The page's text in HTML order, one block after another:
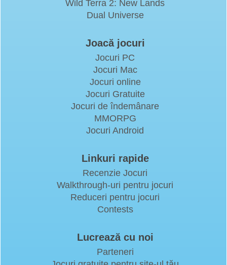
Wild Terra 2: New Lands
Dual Universe
Joacă jocuri
Jocuri PC
Jocuri Mac
Jocuri online
Jocuri Gratuite
Jocuri de îndemânare
MMORPG
Jocuri Android
Linkuri rapide
Recenzie Jocuri
Walkthrough-uri pentru jocuri
Reduceri pentru jocuri
Contests
Lucrează cu noi
Parteneri